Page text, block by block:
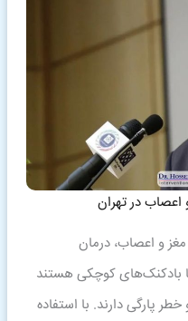
در تهران
و اعصاب، درمان
بادکنک‌های کوچکی هستند
پارگی دارند. با استفاده